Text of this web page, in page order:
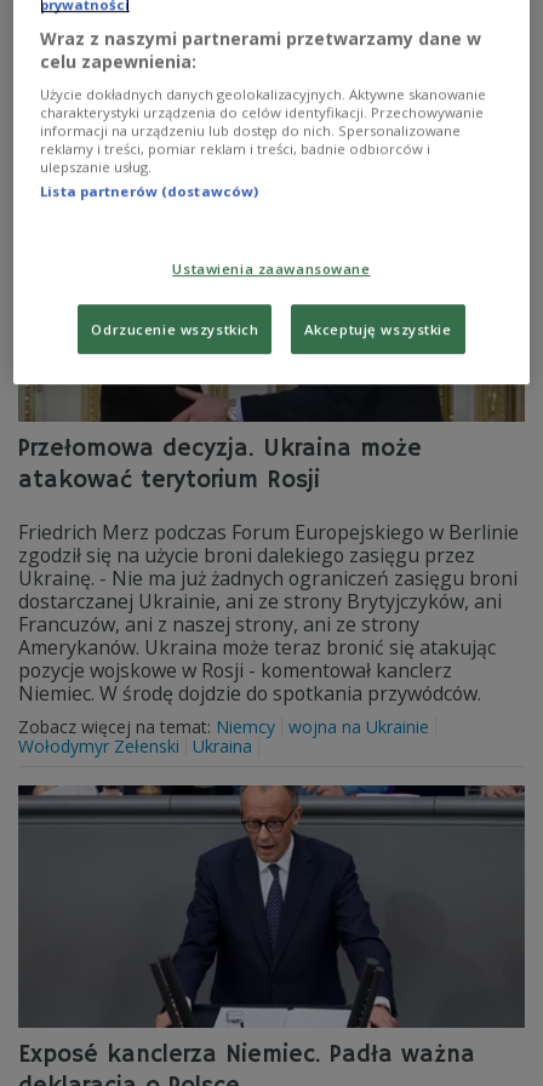
ostrożnego poprzednika Olafa Scholza - piszą media.
Merz skrytykował działania Izraela w Strefie Gazy i
ogłosił, że Ukraina może korzystać z dostarczanej jej
broni bez ograniczeń co do zasięgu.
Zobacz więcej na temat: ŚWIAT Niemcy Europa
polityka
Ukraina
Olaf Scholz
Przełomowa decyzja. Ukraina może
atakować terytorium Rosji
Friedrich Merz podczas Forum Europejskiego w Berlinie
zgodził się na użycie broni dalekiego zasięgu przez
Ukrainę. - Nie ma już żadnych ograniczeń zasięgu broni
dostarczanej Ukrainie, ani ze strony Brytyjczyków, ani
Francuzów, ani z naszej strony, ani ze strony
Amerykanów. Ukraina może teraz bronić się atakując
pozycje wojskowe w Rosji - komentował kanclerz
Niemiec. W środę dojdzie do spotkania przywódców.
Zobacz więcej na temat: Niemcy wojna na Ukrainie
Wołodymyr Zełenski
Ukraina
Exposé kanclerza Niemiec. Padła ważna
prywatności
Wraz z naszymi partnerami przetwarzamy dane w
celu zapewnienia:
Użycie dokładnych danych geolokalizacyjnych. Aktywne skanowanie
charakterystyki urządzenia do celów identyfikacji. Przechowywanie
informacji na urządzeniu lub dostęp do nich. Spersonalizowane
reklamy i treści, pomiar reklam i treści, badnie odbiorców i
ulepszanie usług.
Lista partnerów (dostawców)
Ustawienia zaawansowane
Odrzucenie wszystkich Akceptuję wszystkie